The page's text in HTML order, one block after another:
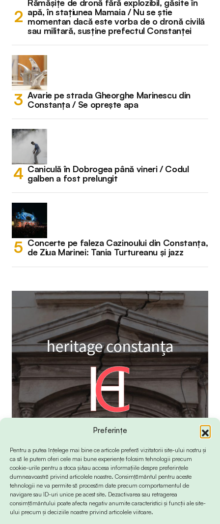
Preferințe
Pentru a putea înțelege mai bine ce articole preferă vizitatorii site-ului nostru și
ca să le putem oferi cele mai bune experiențe folosim tehnologii precum
cookie-urile pentru a stoca și/sau accesa informațiile despre preferințele
dumneavoastră privind articolele noastre. Consimțământul pentru aceste
tehnologii ne va permite să procesăm date precum comportamentul de
navigare sau ID-uri unice pe acest site. Dezactivarea sau retragerea
consimțământului poate afecta negativ anumite caracteristici și funcții ale site-
ului precum și deciziile noastre privind articolele viitoare.
Rămășițe de dronă fără explozibil, găsite în
apă, în stațiunea Mamaia / Nu se știe
momentan dacă este vorba de o dronă civilă
sau militară, susține prefectul Constanței
Avarie pe strada Gheorghe Marinescu din
Constanța / Se oprește apa
Caniculă în Dobrogea până vineri / Codul
galben a fost prelungit
Concerte pe faleza Cazinoului din Constanța,
de Ziua Marinei: Tania Turtureanu și jazz